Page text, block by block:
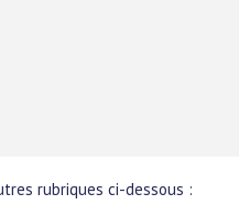
rubriques ci-dessous :